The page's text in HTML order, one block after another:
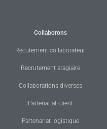
Collaborons
Recutement collaborateur
Recrutement stagiaire
Collaborations diverses
Partenariat client
Partenariat logistique